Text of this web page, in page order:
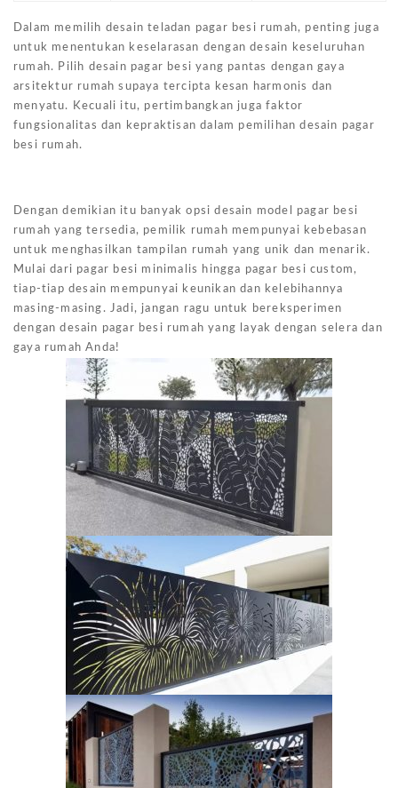
Dalam memilih desain teladan pagar besi rumah, penting juga
untuk menentukan keselarasan dengan desain keseluruhan
rumah. Pilih desain pagar besi yang pantas dengan gaya
arsitektur rumah supaya tercipta kesan harmonis dan
menyatu. Kecuali itu, pertimbangkan juga faktor
fungsionalitas dan kepraktisan dalam pemilihan desain pagar
besi rumah.
Dengan demikian itu banyak opsi desain model pagar besi
rumah yang tersedia, pemilik rumah mempunyai kebebasan
untuk menghasilkan tampilan rumah yang unik dan menarik.
Mulai dari pagar besi minimalis hingga pagar besi custom,
tiap-tiap desain mempunyai keunikan dan kelebihannya
masing-masing. Jadi, jangan ragu untuk bereksperimen
dengan desain pagar besi rumah yang layak dengan selera dan
gaya rumah Anda!